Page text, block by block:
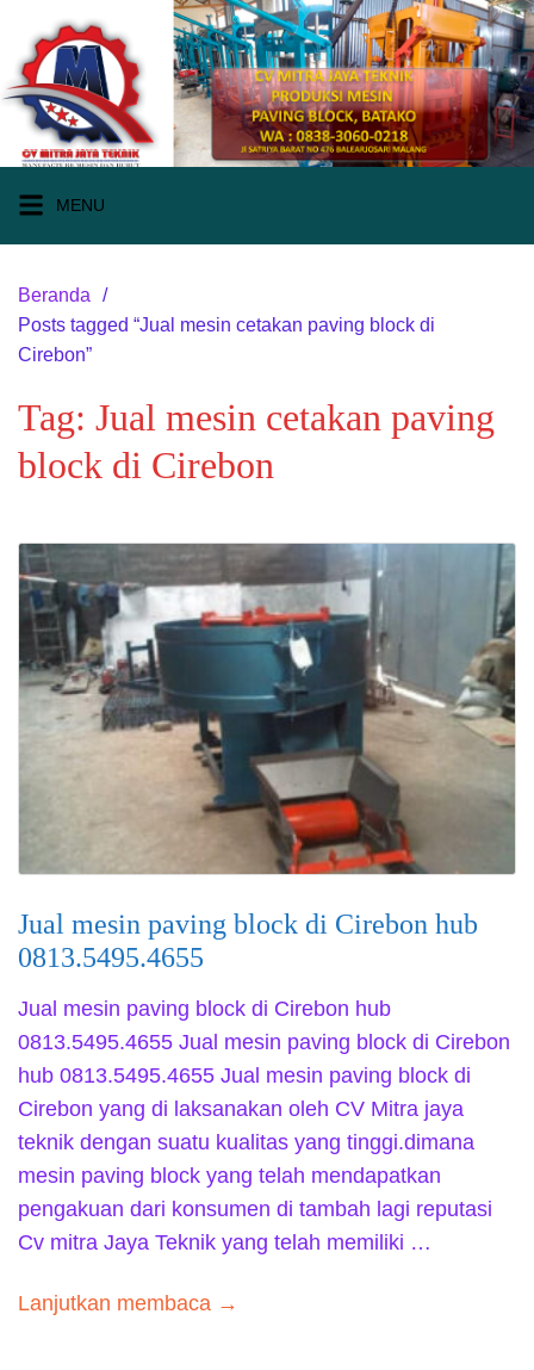
konten
MENU
Beranda
Posts tagged “Jual mesin cetakan paving block di
Cirebon”
Tag: Jual mesin cetakan paving
block di Cirebon
Jual mesin paving block di Cirebon hub
0813.5495.4655
Jual mesin paving block di Cirebon hub
0813.5495.4655 Jual mesin paving block di Cirebon
hub 0813.5495.4655 Jual mesin paving block di
Cirebon yang di laksanakan oleh CV Mitra jaya
teknik dengan suatu kualitas yang tinggi.dimana
mesin paving block yang telah mendapatkan
pengakuan dari konsumen di tambah lagi reputasi
Cv mitra Jaya Teknik yang telah memiliki …
Lanjutkan membaca →